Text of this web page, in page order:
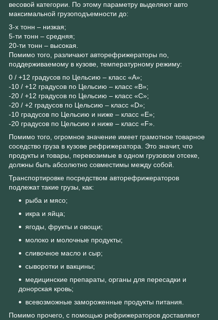
весовой категории. По этому параметру выделяют авто
максимальной грузоподъемности до:
3-х тонн – низкая;
5-ти тонн – средняя;
20-ти тонн – высокая.
Помимо того, различают авторефрижераторы по,
поддерживаемому в кузове, температурному режиму:
0 / +12 градусов по Цельсию – класс «А»;
-10 / +12 градусов по Цельсию – класс «В»;
-20 / +12 градусов по Цельсию – класс «С»;
-20 / +2 градусов по Цельсию – класс «D»;
-10 градусов по Цельсию и ниже – класс «Е»;
-20 градусов по Цельсию и ниже – класс «F».
Помимо того, огромное значение имеет грамотное товарное
соседство груза в кузове рефрижератора. Это значит, что
продукты и товары, перевозимые в одном грузовом отсеке,
должны быть абсолютно совместимы между собой.
Транспортировке посредством авторефрижераторов
подлежат такие грузы, как:
рыба и мясо;
икра и яйца;
ягоды, фрукты и овощи;
молоко и молочные продукты;
сливочное масло и сыр;
сыворотки и вакцины;
медицинские препараты, органы для пересадки и
донорская кровь;
всевозможные замороженные продукты питания.
Помимо прочего, с помощью рефрижераторов доставляют